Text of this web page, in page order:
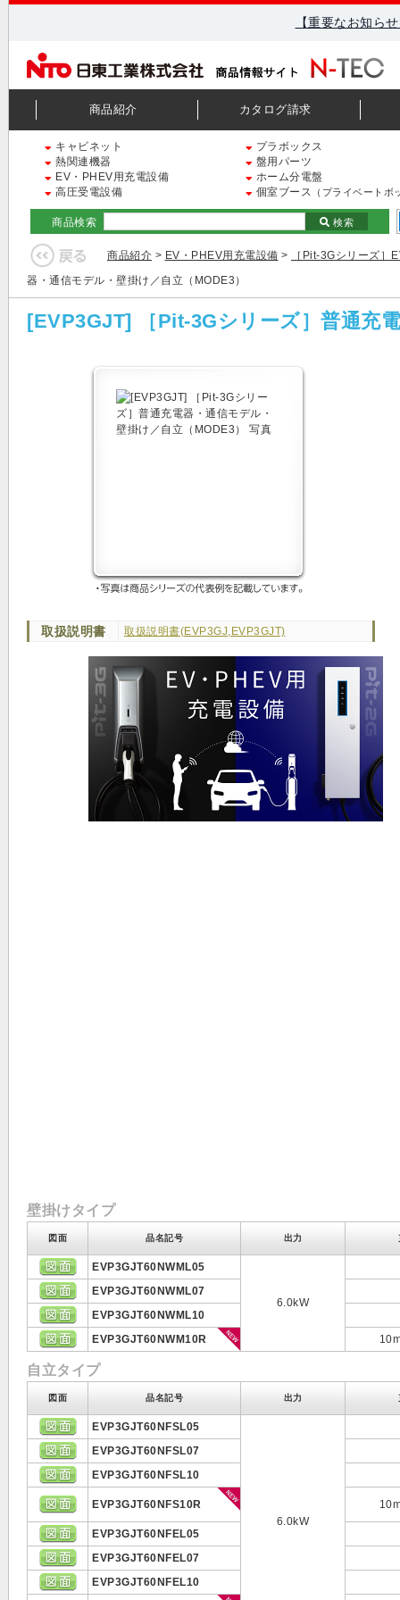
【重要なお知ら
商品紹介 カタログ請求
キャビネット
プラボックス
熱関連機器
盤用パーツ
EV・PHEV用充電設備
ホーム分電盤
高圧受電設備
個室ブース （プライベートボ
商品検索 検索
商品紹介 > EV・PHEV用充電設備 >
［Pit-3Gシリーズ］
器・通信モデル・壁掛け／自立（MODE3）
[EVP3GJT] ［Pit-3Gシリーズ］普通充
取扱説明書 取扱説明書(EVP3GJ,EVP3GJT)
壁掛けタイプ
図面 品名記号 出力
EVP3GJT60NWML05
6.0kW
EVP3GJT60NWML07
EVP3GJT60NWML10
EVP3GJT60NWM10R
自立タイプ
図面 品名記号 出力
EVP3GJT60NFSL05
6.0kW
EVP3GJT60NFSL07
EVP3GJT60NFSL10
EVP3GJT60NFS10R
EVP3GJT60NFEL05
EVP3GJT60NFEL07
EVP3GJT60NFEL10